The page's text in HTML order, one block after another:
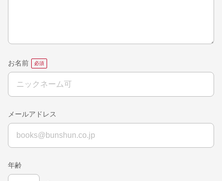
お名前
メールアドレス
年齢